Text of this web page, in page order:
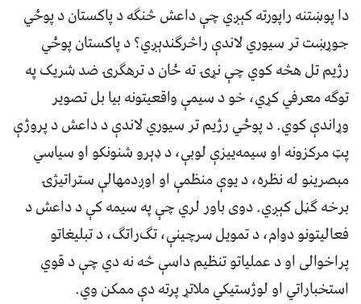
دا پوښتنه راپورته کېږي چې داعش څنګه د پاکستان د پوځي
جوړښت تر سیوري لاندې راڅرګندېږي؟ د پاکستان پوځي
رژیم تل هڅه کوي چې نړۍ ته ځان د ترهګرۍ ضد شریک په
توګه معرفي کړي، خو د سيمې واقعيتونه بيا بل تصوير
وړاندې کوي. د پوځي رژيم تر سيوري لاندې د داعش د پروژې
پټ مرکزونه او سيمه‌ييزې لوبې، د ډېرو شنونکو او سياسي
مبصرينو له نظره، د يوې منظمې او اوږدمهالې ستراتيژۍ
برخه ګڼل کېږي. دوی باور لري چې په سيمه کې د داعش د
فعاليتونو دوام، د تمويل سرچينې، تګ‌راتګ، د تبليغاتو
پراخوالی او د عملياتو تنظيم داسې څه نه دي چې د قوي
استخباراتي او لوژستيکي ملاتړ پرته دې ممکن وي.